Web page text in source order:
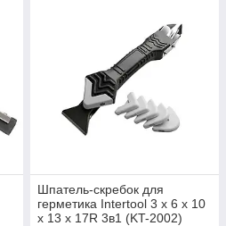
Шпатель-скребок для
герметика Intertool 3 x 6 x 10
x 13 x 17R 3в1 (KT-2002)